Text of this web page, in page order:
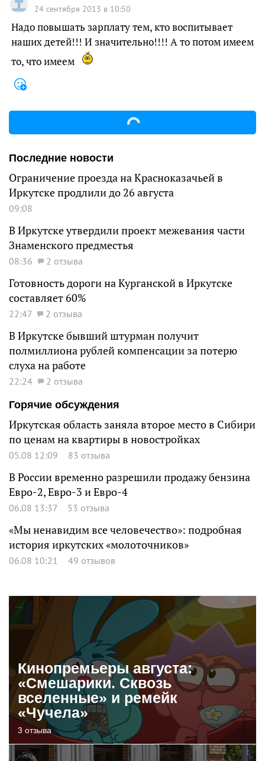
24 сентября 2013 в 10:50
Надо повышать зарплату тем, кто воспитывает
наших детей!!! И значительно!!!! А то потом имеем
то, что имеем
Последние новости
Ограничение проезда на Красноказачьей в
Иркутске продлили до 26 августа
09:08
В Иркутске утвердили проект межевания части
Знаменского предместья
08:36 2 отзыва
Готовность дороги на Курганской в Иркутске
составляет 60%
22:47 2 отзыва
В Иркутске бывший штурман получит
полмиллиона рублей компенсации за потерю
слуха на работе
22:24
2 отзыва
Горячие обсуждения
Иркутская область заняла второе место в Сибири
по ценам на квартиры в новостройках
05.08 12:09 83 отзыва
В России временно разрешили продажу бензина
Евро-2, Евро-3 и Евро-4
06.08 13:37 53 отзыва
«Мы ненавидим все человечество»: подробная
история иркутских «молоточников»
06.08 10:21 49 отзывов
Кинопремьеры августа:
«Смешарики. Сквозь
вселенные» и ремейк
«Чучела»
3 отзыва